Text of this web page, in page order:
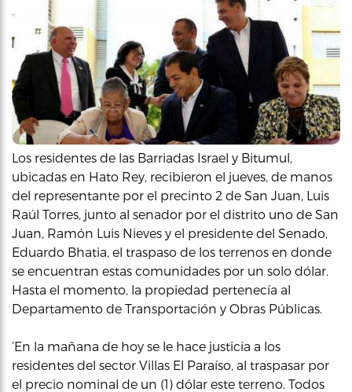
Los residentes de las Barriadas Israel y Bitumul,
ubicadas en Hato Rey, recibieron el jueves, de manos
del representante por el precinto 2 de San Juan, Luis
Raúl Torres, junto al senador por el distrito uno de San
Juan, Ramón Luis Nieves y el presidente del Senado,
Eduardo Bhatia, el traspaso de los terrenos en donde
se encuentran estas comunidades por un solo dólar.
Hasta el momento, la propiedad pertenecía al
Departamento de Transportación y Obras Públicas.
‘En la mañana de hoy se le hace justicia a los
residentes del sector Villas El Paraíso, al traspasar por
el precio nominal de un (1) dólar este terreno. Todos